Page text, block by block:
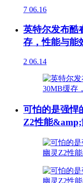
7 06.16
英特尔发布酷
存，性能与能
2 06.14
可怕的是强悍
Z2性能&amp;